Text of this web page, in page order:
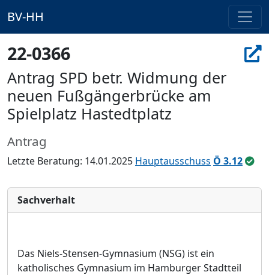
BV-HH
22-0366
Antrag SPD betr. Widmung der
neuen Fußgängerbrücke am
Spielplatz Hastedtplatz
Antrag
Letzte Beratung: 14.01.2025 Hauptausschuss Ö 3.12
Sachverhalt
Das Niels-Stensen-Gymnasium (NSG) ist ein
katholisches Gymnasium im Hamburger Stadtteil